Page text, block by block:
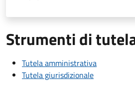
Strumenti di
Tutela amministrativa
Tutela giurisdizionale